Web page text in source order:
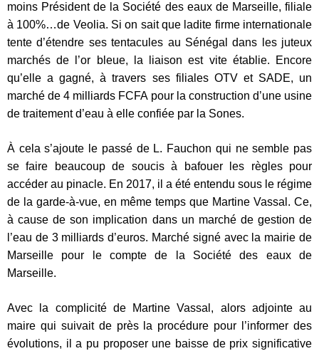
moins Président de la Société des eaux de Marseille, filiale
à 100%…de Veolia. Si on sait que ladite firme internationale
tente d’étendre ses tentacules au Sénégal dans les juteux
marchés de l’or bleue, la liaison est vite établie. Encore
qu’elle a gagné, à travers ses filiales OTV et SADE, un
marché de 4 milliards FCFA pour la construction d’une usine
de traitement d’eau à elle confiée par la Sones.
À cela s’ajoute le passé de L. Fauchon qui ne semble pas
se faire beaucoup de soucis à bafouer les règles pour
accéder au pinacle. En 2017, il a été entendu sous le régime
de la garde-à-vue, en même temps que Martine Vassal. Ce,
à cause de son implication dans un marché de gestion de
l’eau de 3 milliards d’euros. Marché signé avec la mairie de
Marseille pour le compte de la Société des eaux de
Marseille.
Avec la complicité de Martine Vassal, alors adjointe au
maire qui suivait de près la procédure pour l’informer des
évolutions, il a pu proposer une baisse de prix significative